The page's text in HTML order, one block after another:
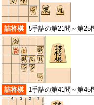
詰将棋 5手詰の第21問～第25
詰将棋 1手詰の第41問～第45